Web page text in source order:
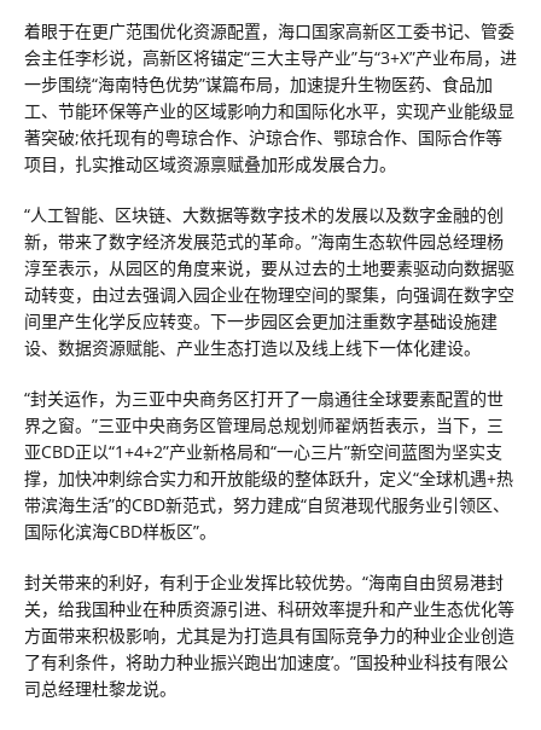
着眼于在更广范围优化资源配置，海口国家高新区工委书记、管委
会主任李杉说，高新区将锚定“三大主导产业”与“3+X”产业布局，进
一步围绕“海南特色优势”谋篇布局，加速提升生物医药、食品加
工、节能环保等产业的区域影响力和国际化水平，实现产业能级显
著突破;依托现有的粤琼合作、沪琼合作、鄂琼合作、国际合作等
项目，扎实推动区域资源禀赋叠加形成发展合力。
“人工智能、区块链、大数据等数字技术的发展以及数字金融的创
新，带来了数字经济发展范式的革命。”海南生态软件园总经理杨
淳至表示，从园区的角度来说，要从过去的土地要素驱动向数据驱
动转变，由过去强调入园企业在物理空间的聚集，向强调在数字空
间里产生化学反应转变。下一步园区会更加注重数字基础设施建
设、数据资源赋能、产业生态打造以及线上线下一体化建设。
“封关运作，为三亚中央商务区打开了一扇通往全球要素配置的世
界之窗。”三亚中央商务区管理局总规划师翟炳哲表示，当下，三
亚CBD正以“1+4+2”产业新格局和“一心三片”新空间蓝图为坚实支
撑，加快冲刺综合实力和开放能级的整体跃升，定义“全球机遇+热
带滨海生活”的CBD新范式，努力建成“自贸港现代服务业引领区、
国际化滨海CBD样板区”。
封关带来的利好，有利于企业发挥比较优势。“海南自由贸易港封
关，给我国种业在种质资源引进、科研效率提升和产业生态优化等
方面带来积极影响，尤其是为打造具有国际竞争力的种业企业创造
了有利条件，将助力种业振兴跑出‘加速度’。”国投种业科技有限公
司总经理杜黎龙说。